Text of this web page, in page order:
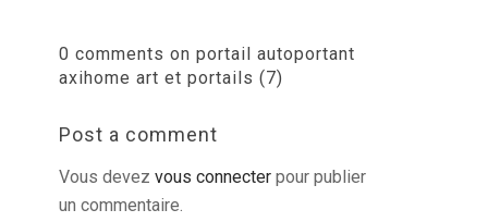
0 comments on portail autoportant
axihome art et portails (7)
Post a comment
Vous devez vous connecter pour publier
un commentaire.